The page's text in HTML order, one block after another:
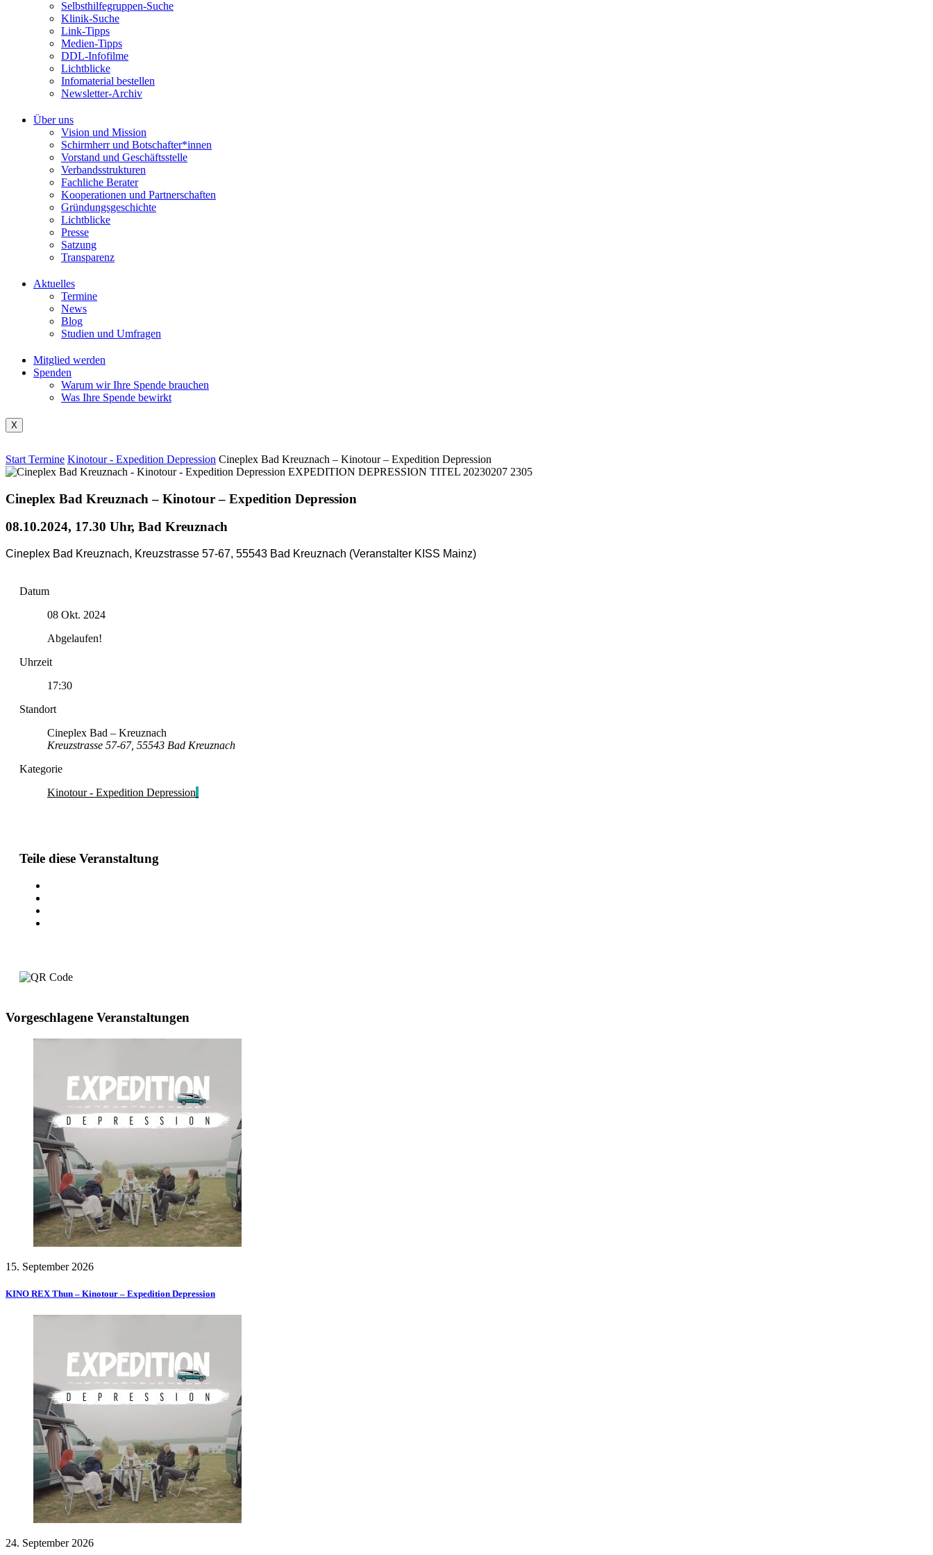
Selbsthilfegruppen-Suche
Klinik-Suche
Link-Tipps
Medien-Tipps
DDL-Infofilme
Lichtblicke
Infomaterial bestellen
Newsletter-Archiv
Über uns
Vision und Mission
Schirmherr und Botschafter*innen
Vorstand und Geschäftsstelle
Verbandsstrukturen
Fachliche Berater
Kooperationen und Partnerschaften
Gründungsgeschichte
Lichtblicke
Presse
Satzung
Transparenz
Aktuelles
Termine
News
Blog
Studien und Umfragen
Mitglied werden
Spenden
Warum wir Ihre Spende brauchen
Was Ihre Spende bewirkt
X
Start Termine Kinotour - Expedition Depression Cineplex Bad Kreuznach – Kinotour – Expedition Depression
Cineplex Bad Kreuznach – Kinotour – Expedition Depression
08.10.2024, 17.30 Uhr, Bad Kreuznach
Cineplex Bad Kreuznach, Kreuzstrasse 57-67, 55543 Bad Kreuznach (Veranstalter KISS Mainz)
Datum
08 Okt. 2024
Abgelaufen!
Uhrzeit
17:30
Standort
Cineplex Bad – Kreuznach
Kreuzstrasse 57-67, 55543 Bad Kreuznach
Kategorie
Kinotour - Expedition Depression
Teile diese Veranstaltung
Vorgeschlagene Veranstaltungen
15. September 2026
KINO REX Thun – Kinotour – Expedition Depression
24. September 2026